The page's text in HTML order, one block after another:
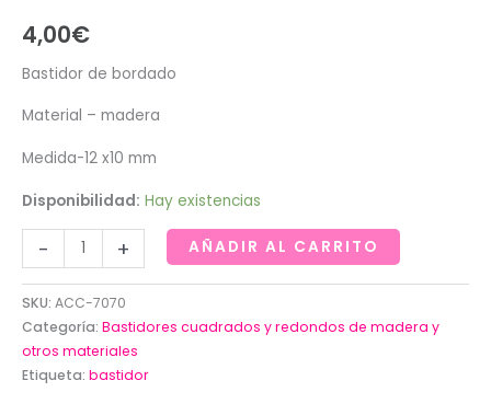
4,00€
Bastidor de bordado
Material – madera
Medida-12 x10 mm
Disponibilidad: Hay existencias
-
Bastidor
de
bordado
de
madera
12cm
+ AÑADIR AL CARRITO
SKU: ACC-7070
Categoría: Bastidores cuadrados y redondos de madera y
otros materiales
Etiqueta: bastidor